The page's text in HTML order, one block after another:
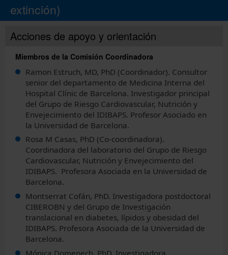
Directorio
Català
English
extinción)
Acciones de apoyo y orientación
Miembros de la Comisión Coordinadora
Ramon Estruch, MD, PhD (Coordinador). Consultor
senior del departamento de Medicina Interna del
Hospital Clínic de Barcelona. Investigador principal
del Grupo de Riesgo Cardiovascular, Nutrición y
Envejecimiento del IDIBAPS. Profesor Asociado en
la Universidad de Barcelona.
Rosa M Casas, PhD (Co-coordinadora).
Coordinadora del laboratorio del Grupo de Riesgo
Cardiovascular, Nutrición y Envejecimiento del
IDIBAPS. Profesora Asociada en la Universidad de
Barcelona.
Montserrat Cofán, PhD. Investigadora postdoctoral
CIBEROBN y del Grupo de Investigación
translacional en diabetes, lípidos y obesidad del
IDIBAPS. Profesora Asociada de la Universidad de
Barcelona.
Mónica Domenech, PhD. Investigadora